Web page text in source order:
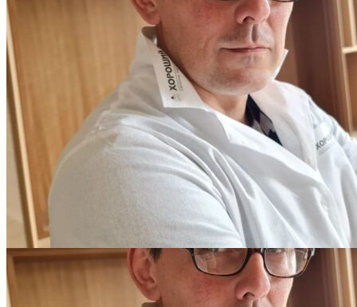
РЕСТАВРАЦИЯ НЕБОЛЬШИХ ВМЯТИН НА ПАРКЕТЕ.
ПОЛЫ, ПОКРЫТЫЕ МАСЛОМ И ТВЕРДЫМ ВОСКОМ
Читать полностью
12.01.2026
Все новости о Coswick
Паркет елка COSWICK Английская елка (90°) Дуб Серое
дерево (Grey Wood) Оттенки серого (Grеy Shadow collection)
Масло шелковое ультраматовое Таверн Венгерская елка 1171-
4833-20
Оставьте своё имя и телефон и наш
специалист свяжется с вами